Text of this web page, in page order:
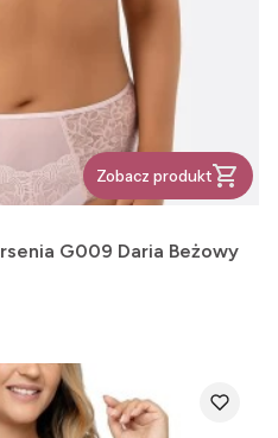
Zobacz produkt
G009 Daria Beżowy